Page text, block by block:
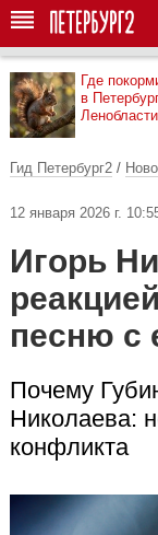
Где
в
Ленобласти
Гид Петербург2 /
12 января 2026 г.
Игорь
песню с
Почему
Николаева:
конфликта